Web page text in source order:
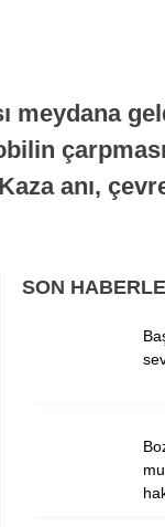
meydana
anı,
SON